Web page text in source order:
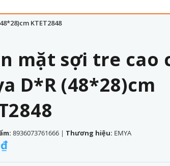
KTET2848
mặt sợi tre cao
D*R (48*28)cm
8936073761666 | Thương hiệu: EMYA